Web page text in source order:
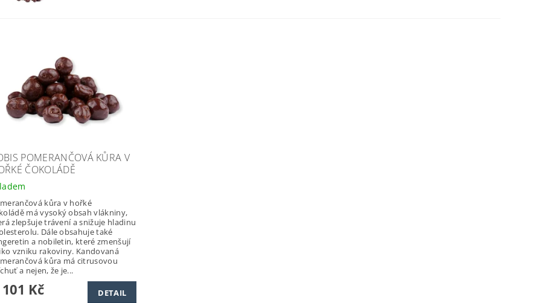
POMERANČOVÁ KŮRA V
ČOKOLÁDĚ
kůra v hořké
má vysoký obsah vlákniny,
zlepšuje trávení a snižuje hladinu
Dále obsahuje také
a nobiletin, které zmenšují
vzniku rakoviny. Kandovaná
kůra má citrusovou
a nejen, že je...
Kč DETAIL